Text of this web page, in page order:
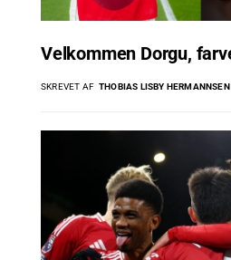
Velkommen Dorgu,
SKREVET AF THOBIAS LISBY HERMANNSEN